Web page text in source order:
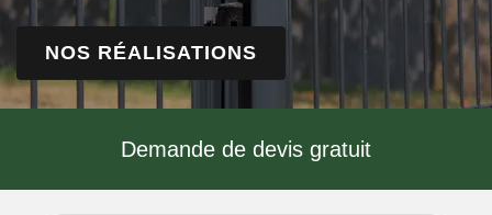
NOS RÉALISATIONS
Demande de devis gratuit